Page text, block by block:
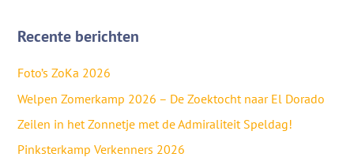
Recente berichten
Foto’s ZoKa 2026
Welpen Zomerkamp 2026 – De Zoektocht naar El Dorado
Zeilen in het Zonnetje met de Admiraliteit Speldag!
Pinksterkamp Verkenners 2026